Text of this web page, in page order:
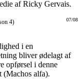
af Ricky Gervais.
07/08
4)
i en
bliver ødelagt af
opførsel i denne
(Machos alfa).